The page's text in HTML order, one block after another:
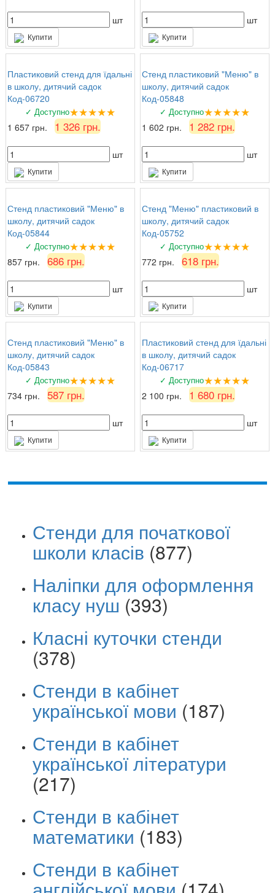
шт
Купити
шт
Купити
Пластиковий стенд для їдальні
в школу, дитячий садок
Код-06720
✓ Доступно★★★★★
1 657 грн. 1 326 грн.
шт
Купити
Стенд пластиковий "Меню" в
школу, дитячий садок
Код-05848
✓ Доступно★★★★★
1 602 грн. 1 282 грн.
шт
Купити
Стенд пластиковий "Меню" в
школу, дитячий садок
Код-05844
✓ Доступно★★★★★
857 грн. 686 грн.
шт
Купити
Стенд "Меню" пластиковий в
школу, дитячий садок
Код-05752
✓ Доступно★★★★★
772 грн. 618 грн.
шт
Купити
Стенд пластиковий "Меню" в
школу, дитячий садок
Код-05843
✓ Доступно★★★★★
734 грн. 587 грн.
шт
Купити
Пластиковий стенд для їдальні
в школу, дитячий садок
Код-06717
✓ Доступно★★★★★
2 100 грн. 1 680 грн.
шт
Купити
Стенди для початкової
школи класів (877)
Наліпки для оформлення
класу нуш (393)
Класні куточки стенди
(378)
Стенди в кабінет
української мови (187)
Стенди в кабінет
української літератури
(217)
Стенди в кабінет
математики (183)
Стенди в кабінет